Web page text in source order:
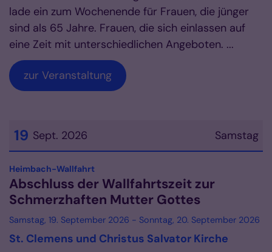
lade ein zum Wochenende für Frauen, die jünger
sind als 65 Jahre. Frauen, die sich einlassen auf
eine Zeit mit unterschiedlichen Angeboten. ...
zur Veranstaltung
Samstag
19 Sept. 2026
Datum: 19. September 2026
Heimbach-Wallfahrt:
Abschluss der Wallfahrtszeit zur
Schmerzhaften Mutter Gottes
Samstag, 19. September 2026 - Sonntag, 20. September 2026
St. Clemens und Christus Salvator Kirche